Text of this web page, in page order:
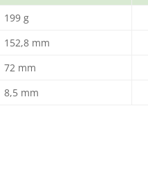
199 g
152,8 mm
72 mm
8,5 mm